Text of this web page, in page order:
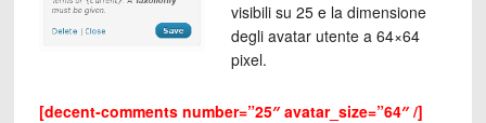
visibili su 25 e la dimensione
degli avatar utente a 64×64
pixel.
[decent-comments number=”25″ avatar_size=”64″ /]